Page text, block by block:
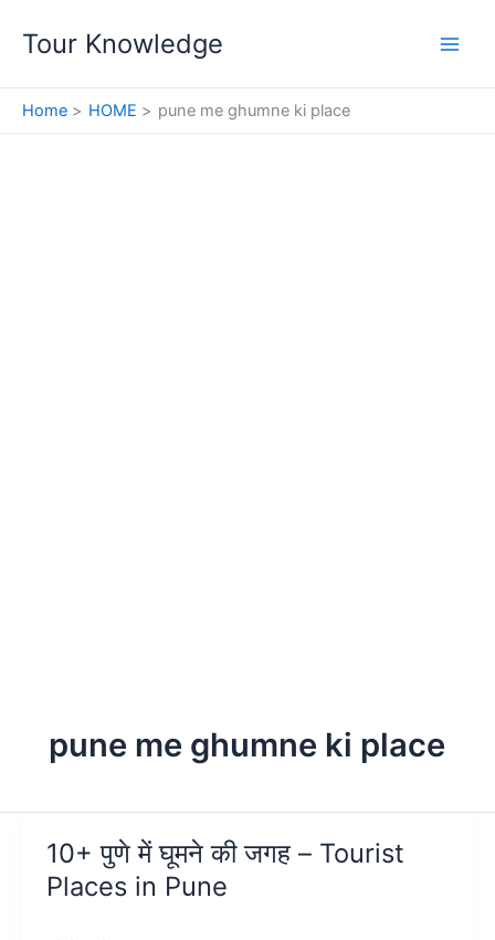
Tour Knowledge
Home HOME pune me ghumne ki place
pune me ghumne ki place
10+ पुणे में घूमने की जगह – Tourist
Places in Pune